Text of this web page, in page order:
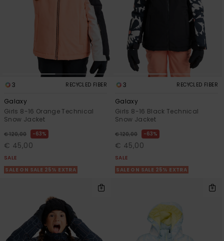
3 RECYCLED FIBER
Galaxy
Girls 8-16 Orange Technical
Snow Jacket
€ 120,00 63%
€ 45,00
SALE
SALE ON SALE 25% EXTRA
3 RECYCLED FIBER
Galaxy
Girls 8-16 Black Technical
Snow Jacket
€ 120,00 63%
€ 45,00
SALE
SALE ON SALE 25% EXTRA